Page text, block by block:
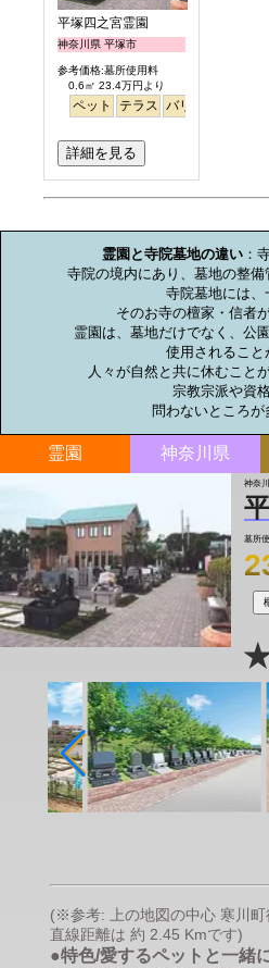
平塚四之宮霊園
神奈川県 平塚市
参考価格:墓所使用料
0.6㎡ 23.4万円より
ペット テラス バリアフリー
詳細を見る
霊園と寺院墓地の違い ：
寺院の境内にあり、墓地の整備
寺院墓地には、
そのお寺の檀家・信者
霊園は、墓地だけでなく、公
使用されること
人々が自然と共に休むこと
宗教宗派や資
問わないところが
霊園 神奈川県
神奈
墓所
(※参考: 上の地図の中心 寒川
直線距離は 約 2.45 Kmです)
●特色/愛するペットと一緒